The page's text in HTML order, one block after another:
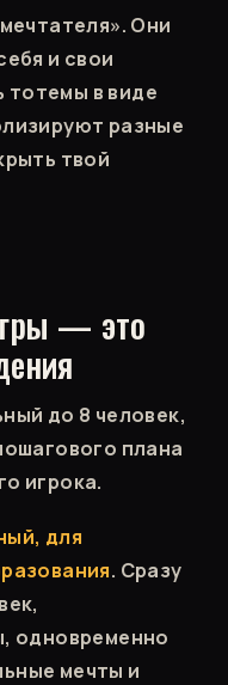
Они
и свои
тотемы в виде
разные
твой
— это
до 8 человек,
плана
игрока.
для
. Сразу
одновременно
мечты и